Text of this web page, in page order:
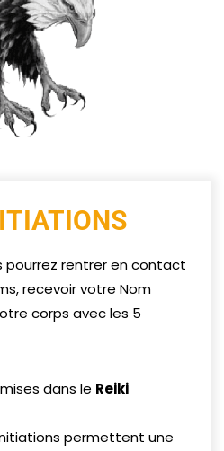
pourrez rentrer en contact
recevoir votre Nom
corps avec les 5
dans le Reiki
permettent une